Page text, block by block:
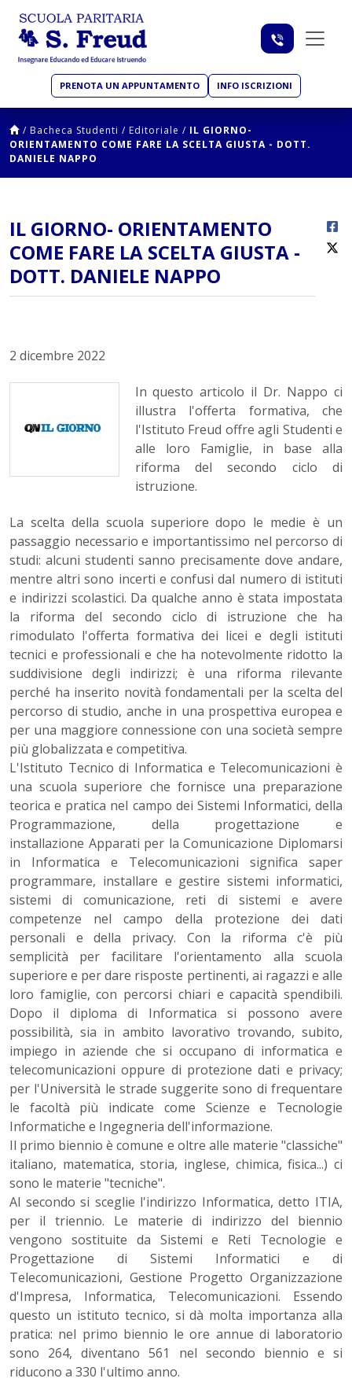
PRENOTA UN APPUNTAMENTO INFO ISCRIZIONI
/ Bacheca Studenti / Editoriale / IL GIORNO-
ORIENTAMENTO COME FARE LA SCELTA GIUSTA - DOTT.
DANIELE NAPPO
IL GIORNO- ORIENTAMENTO
COME FARE LA SCELTA GIUSTA -
DOTT. DANIELE NAPPO
2 dicembre 2022
In questo articolo il Dr. Nappo ci
illustra l'offerta formativa, che
l'Istituto Freud offre agli Studenti e
alle loro Famiglie, in base alla
riforma del secondo ciclo di
istruzione.
La scelta della scuola superiore dopo le medie è un
passaggio necessario e importantissimo nel percorso di
studi: alcuni studenti sanno precisamente dove andare,
mentre altri sono incerti e confusi dal numero di istituti
e indirizzi scolastici. Da qualche anno è stata impostata
la riforma del secondo ciclo di istruzione che ha
rimodulato l'offerta formativa dei licei e degli istituti
tecnici e professionali e che ha notevolmente ridotto la
suddivisione degli indirizzi; è una riforma rilevante
perché ha inserito novità fondamentali per la scelta del
percorso di studio, anche in una prospettiva europea e
per una maggiore connessione con una società sempre
più globalizzata e competitiva.
L'Istituto Tecnico di Informatica e Telecomunicazioni è
una scuola superiore che fornisce una preparazione
teorica e pratica nel campo dei Sistemi Informatici, della
Programmazione, della progettazione e
installazione Apparati per la Comunicazione Diplomarsi
in Informatica e Telecomunicazioni significa saper
programmare, installare e gestire sistemi informatici,
sistemi di comunicazione, reti di sistemi e avere
competenze nel campo della protezione dei dati
personali e della privacy. Con la riforma c'è più
semplicità per facilitare l'orientamento alla scuola
superiore e per dare risposte pertinenti, ai ragazzi e alle
loro famiglie, con percorsi chiari e capacità spendibili.
Dopo il diploma di Informatica si possono avere
possibilità, sia in ambito lavorativo trovando, subito,
impiego in aziende che si occupano di informatica e
telecomunicazioni oppure di protezione dati e privacy;
per l'Università le strade suggerite sono di frequentare
le facoltà più indicate come Scienze e Tecnologie
Informatiche e Ingegneria dell'informazione.
Il primo biennio è comune e oltre alle materie "classiche"
italiano, matematica, storia, inglese, chimica, fisica...) ci
sono le materie "tecniche".
Al secondo si sceglie l'indirizzo Informatica, detto ITIA,
per il triennio. Le materie di indirizzo del biennio
vengono sostituite da Sistemi e Reti Tecnologie e
Progettazione di Sistemi Informatici e di
Telecomunicazioni, Gestione Progetto Organizzazione
d'Impresa, Informatica, Telecomunicazioni. Essendo
questo un istituto tecnico, si dà molta importanza alla
pratica: nel primo biennio le ore annue di laboratorio
sono 264, diventano 561 nel secondo biennio e si
riducono a 330 l'ultimo anno.